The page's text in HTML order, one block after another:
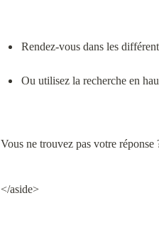
Rendez-vous dans les
Ou utilisez la recherche en
Vous ne trouvez pas votre réponse
</aside>